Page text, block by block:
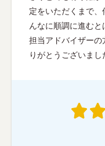
定をいただくまで、
んなに順調に進む
担当アドバイザー
りがとうございまし